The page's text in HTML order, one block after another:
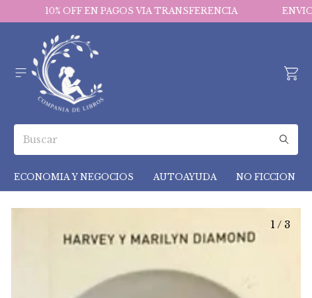
10% OFF EN PAGOS VIA TRANSFERENCIA ENVIOS
ECONOMIA Y NEGOCIOS AUTOAYUDA NO FICCION
1 / 3